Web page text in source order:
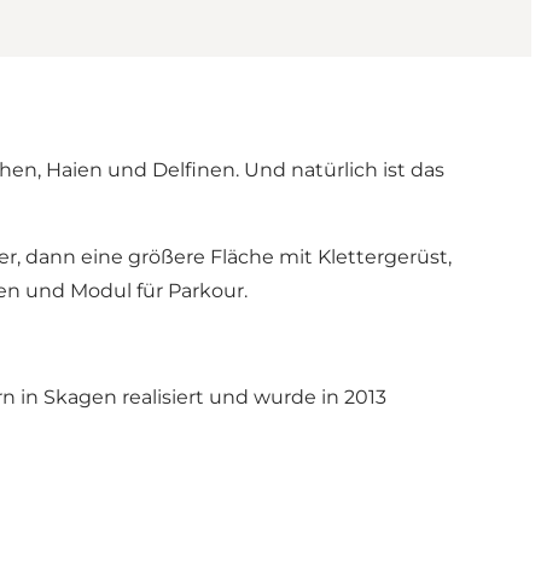
Haien und Delfinen. Und natürlich ist das
dann eine größere Fläche mit Klettergerüst,
und Modul für Parkour.
in Skagen realisiert und wurde in 2013